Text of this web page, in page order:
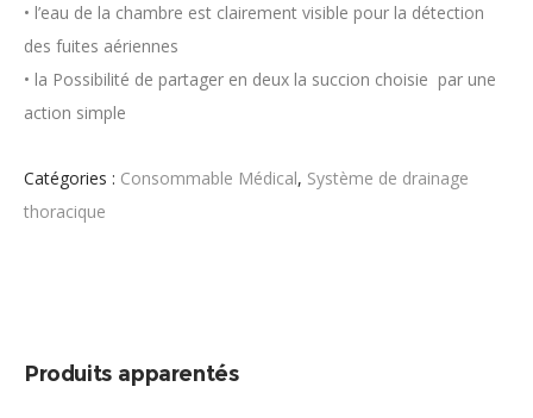
• l’eau de la chambre est clairement visible pour la détection
des fuites aériennes
• la Possibilité de partager en deux la succion choisie par une
action simple
Catégories : Consommable Médical, Système de drainage
thoracique
Produits apparentés